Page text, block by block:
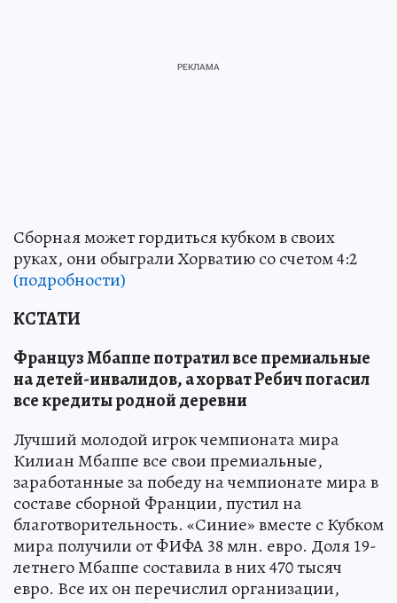
Сборная может гордиться кубком в своих
руках, они обыграли Хорватию со счетом 4:2
(подробности)
КСТАТИ
Француз Мбаппе потратил все премиальные
на детей-инвалидов, а хорват Ребич погасил
все кредиты родной деревни
Лучший молодой игрок чемпионата мира
Килиан Мбаппе все свои премиальные,
заработанные за победу на чемпионате мира в
составе сборной Франции, пустил на
благотворительность. «Синие» вместе с Кубком
мира получили от ФИФА 38 млн. евро. Доля 19-
летнего Мбаппе составила в них 470 тысяч
евро. Все их он перечислил организации,